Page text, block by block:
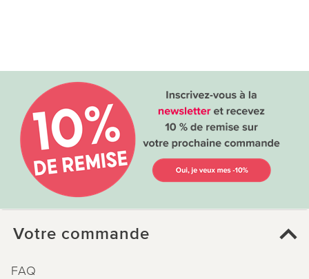
Votre commande
FAQ